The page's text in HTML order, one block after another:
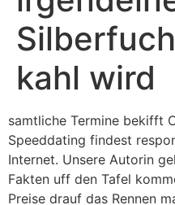
kahl wird
samtliche Termine bekifft
Speeddating findest
Internet. Unsere Autorin
Fakten uff den Tafel
Preise drauf das Rennen